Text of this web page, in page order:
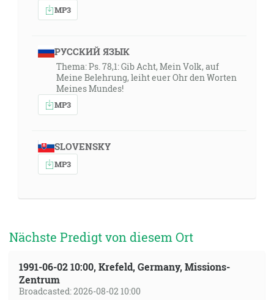
MP3
РУССКИЙ ЯЗЫК
Thema: Ps. 78,1: Gib Acht, Mein Volk, auf
Meine Belehrung, leiht euer Ohr den Worten
Meines Mundes!
MP3
SLOVENSKY
MP3
Nächste Predigt von diesem Ort
1991-06-02 10:00, Krefeld, Germany, Missions-
Zentrum
Broadcasted: 2026-08-02 10:00